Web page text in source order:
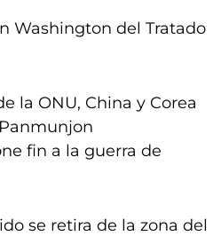
Washington del Tratado
la ONU, China y Corea
fin a la guerra de
se retira de la zona del